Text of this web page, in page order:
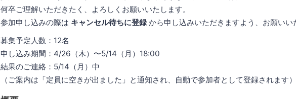
何卒ご理解いただきたく、よろしくお願いいたします。
参加申し込みの際は キャンセル待ちに登録から申し込みいただきますよう、お願いい
募集予定人数：12名
申し込み期間：4/26（木）〜5/14（月）18:00
結果のご連絡：5/14（月）中
（ご案内は「定員に空きが出ました」と通知され、自動で参加者として登録されます）